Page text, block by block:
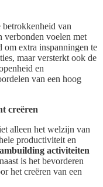
van
verbonden voelen met
om extra inspanningen te
maar versterkt ook de
en
van een hoog
creëren
alleen het welzijn van
productiviteit en
activiteiten
is het bevorderen
het creëren van een